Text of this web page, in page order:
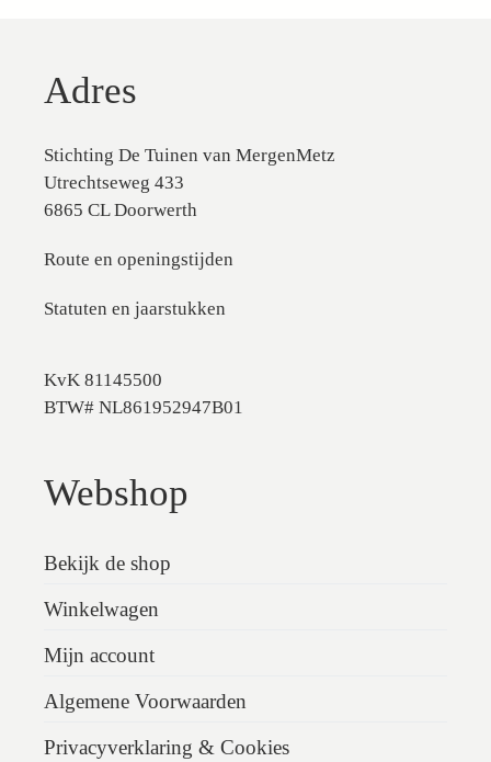
Adres
Stichting De Tuinen van MergenMetz
Utrechtseweg 433
6865 CL Doorwerth
Route en openingstijden
Statuten en jaarstukken
KvK 81145500
BTW# NL861952947B01
Webshop
Bekijk de shop
Winkelwagen
Mijn account
Algemene Voorwaarden
Privacyverklaring & Cookies